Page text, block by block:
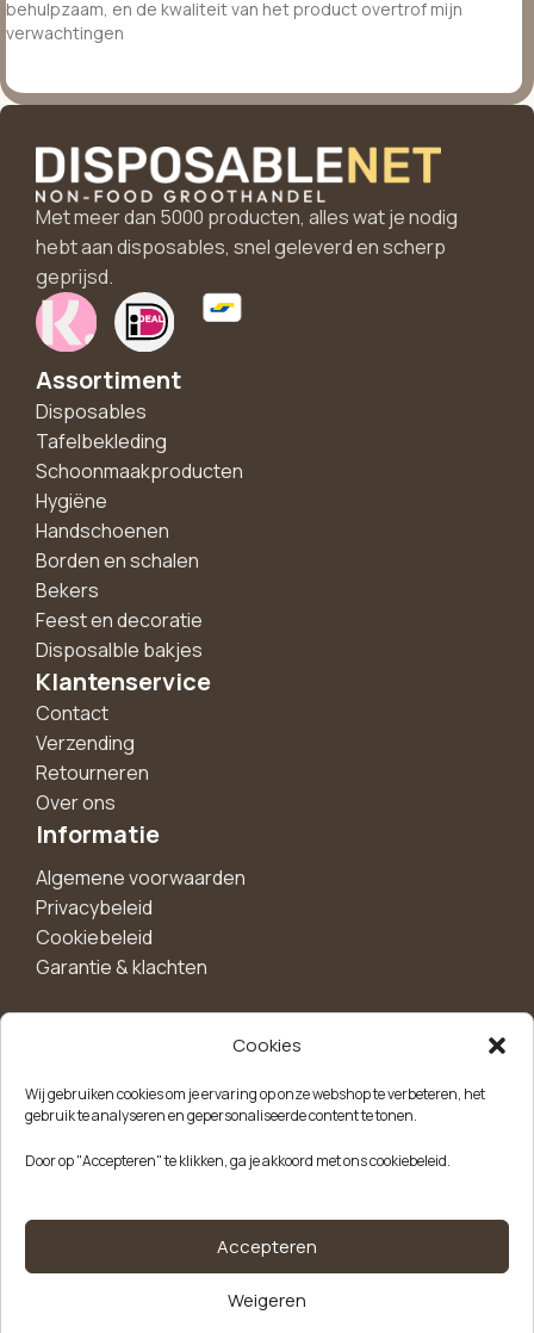
Cookies
Wij gebruiken cookies om je ervaring op onze webshop te verbeteren, het
gebruik te analyseren en gepersonaliseerde content te tonen.
Door op "Accepteren" te klikken, ga je akkoord met ons cookiebeleid.
Accepteren
Weigeren
behulpzaam, en de kwaliteit van het product overtrof mijn
verwachtingen
Met meer dan 5000 producten, alles wat je nodig
hebt aan disposables, snel geleverd en scherp
geprijsd.
Assortiment
Disposables
Tafelbekleding
Schoonmaakproducten
Hygiëne
Handschoenen
Borden en schalen
Bekers
Feest en decoratie
Disposalble bakjes
Klantenservice
Contact
Verzending
Retourneren
Over ons
Informatie
Algemene voorwaarden
Privacybeleid
Cookiebeleid
Garantie & klachten
korting!
aanbiedingen, nieuwe producten en handige tips.
Kvk-nummer: 85504947Btw-nummer: NL863646165B01